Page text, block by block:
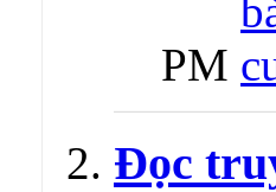
PM
Đọc